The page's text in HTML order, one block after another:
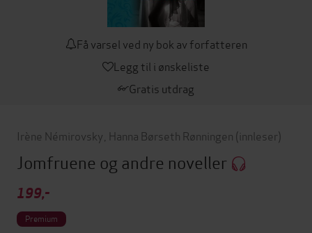
Få varsel ved ny bok av forfatteren
Legg til i ønskeliste
Gratis utdrag
Irène Némirovsky Hanna Børseth Rønningen (innleser)
Jomfruene og andre noveller
199,-
Premium